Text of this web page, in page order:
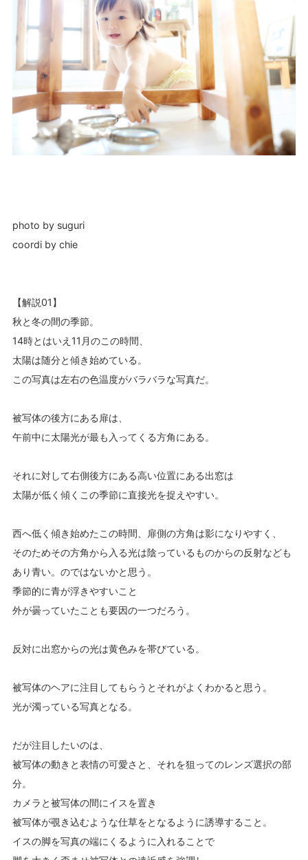
photo by suguri
coordi by chie
【解説01】
秋と冬の間の季節。
14時とはいえ11月のこの時間、
太陽は随分と傾き始めている。
この写真は左右の色温度がバラバラな写真だ。
被写体の後方にある扉は、
午前中に太陽光が最も入ってくる方角にある。
それに対して右側後方にある高い位置にある出窓は
太陽が低く傾くこの季節に直接光を捉えやすい。
西へ低く傾き始めたこの時間、扉側の方角は影になりやすく、
そのためその方角から入る光は陰っているものからの反射なども
あり青い。のではないかと思う。
季節的に青が浮きやすいこと
外が曇っていたことも要因の一つだろう。
反対に出窓からの光は黄色みを帯びている。
被写体のヘアに注目してもらうとそれがよくわかると思う。
光が濁っている写真となる。
だが注目したいのは、
被写体の動きと表情の可愛さと、それを狙ってのレンズ選択の部
分。
カメラと被写体の間にイスを置き
被写体が覗き込むような仕草をとなるように誘導すること。
イスの脚を写真の端にくるように入れることで